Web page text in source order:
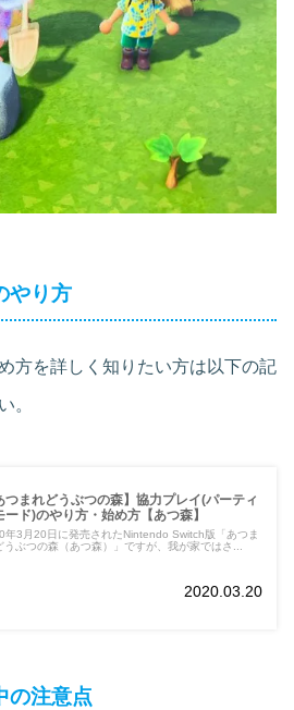
やり方
方を詳しく知りたい方は以下の記
。
つまれどうぶつの森】協力プレイ(パーティ
ード)のやり方・始め方【あつ森】
年3月20日に発売されたNintendo Switch版「あつま
うぶつの森（あつ森）」ですが、我が家ではさ...
2020.03.20
の注意点